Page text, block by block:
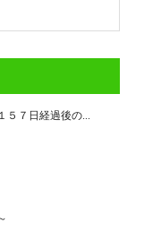
５７日経過後の...